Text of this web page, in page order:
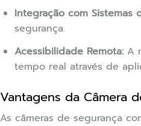
Integração com Sistemas
segurança.
Acessibilidade Remota: A
tempo real através de
Vantagens da Câmera
As câmeras de segurança